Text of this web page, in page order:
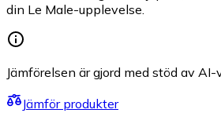
din Le Male-upplevelse.
Jämförelsen är gjord med stöd av AI-
Jämför produkter